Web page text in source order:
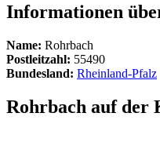
Informationen
Name: Rohrbach
Postleitzahl: 55490
Bundesland: Rheinland-Pfalz
Rohrbach auf der